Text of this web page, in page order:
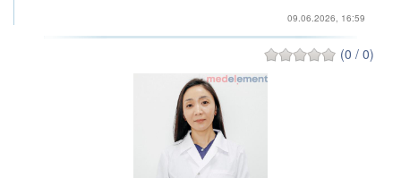
09.06.2026, 16:59
(0 / 0)